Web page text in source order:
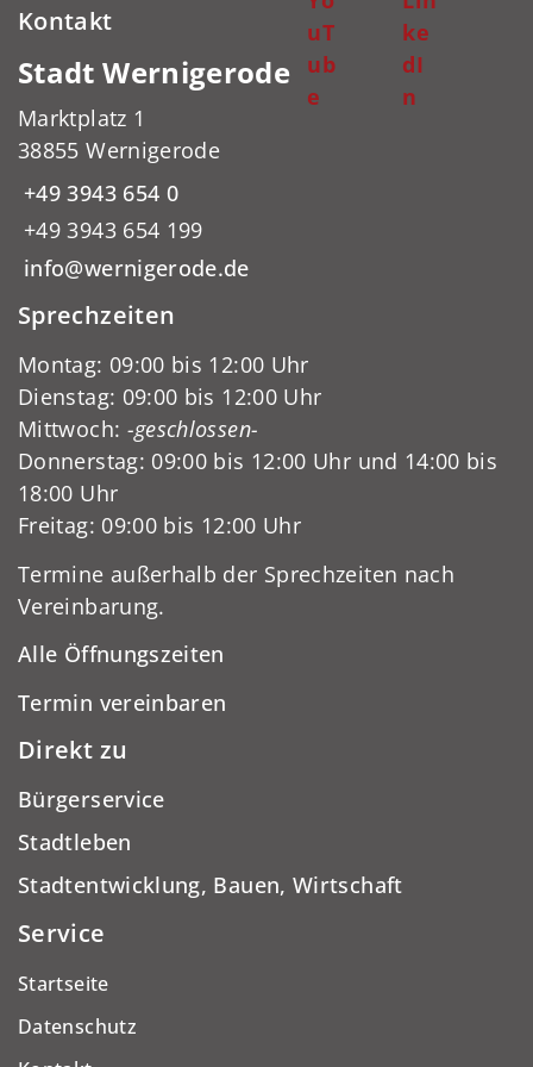
uT
ub
e
ke
dI
n
Kontakt
Stadt Wernigerode
Marktplatz 1
38855 Wernigerode
+49 3943 654 0
+49 3943 654 199
info@wernigerode.de
Sprechzeiten
Montag: 09:00 bis 12:00 Uhr
Dienstag: 09:00 bis 12:00 Uhr
Mittwoch: -geschlossen-
Donnerstag: 09:00 bis 12:00 Uhr und 14:00 bis
18:00 Uhr
Freitag: 09:00 bis 12:00 Uhr
Termine außerhalb der Sprechzeiten nach
Vereinbarung.
Alle Öffnungszeiten
Termin vereinbaren
Direkt zu
Bürgerservice
Stadtleben
Stadtentwicklung, Bauen, Wirtschaft
Service
Startseite
Datenschutz